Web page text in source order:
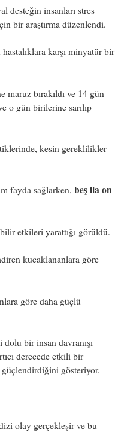
desteğin insanları stres
bir araştırma düzenlendi.
karşı minyatür bir
maruz bırakıldı ve 14 gün
o gün birilerine sarılıp
kesin gereklilikler
fayda sağlarken, beş ila on
etkileri yarattığı görüldü.
kucaklananlara göre
göre daha güçlü
bir insan davranışı
derecede etkili bir
güçlendirdiğini gösteriyor.
olay gerçekleşir ve bu